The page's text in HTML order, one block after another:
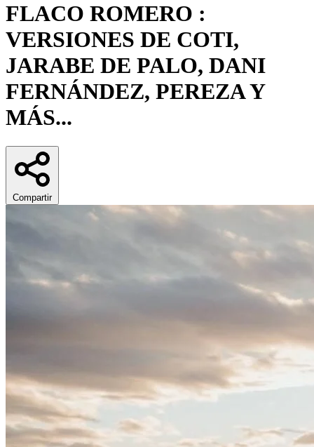
FLACO ROMERO :
VERSIONES DE COTI,
JARABE DE PALO, DANI
FERNÁNDEZ, PEREZA Y
MÁS...
Compartir